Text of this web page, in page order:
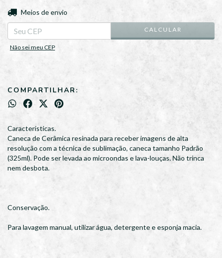
Entregas para o CEP:
Meios de envio
CALCULAR
Não sei meu CEP
COMPARTILHAR:
Características.
Caneca de Cerâmica resinada para receber imagens de alta
resolução com a técnica de sublimação, caneca tamanho Padrão
(325ml). Pode ser levada ao microondas e lava-louças. Não trinca
nem desbota.
Conservação.
Para lavagem manual, utilizar água, detergente e esponja macia.